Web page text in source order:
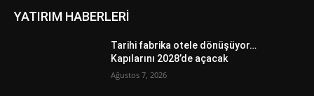
YATIRIM HABERLERİ
Tarihi fabrika otele dönüşüyor…
Kapılarını 2028’de açacak
Ağustos 7, 2026